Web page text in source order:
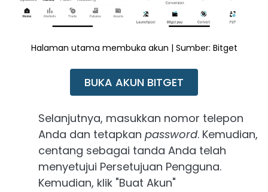
Halaman utama membuka akun | Sumber: Bitget
BUKA AKUN BITGET
Selanjutnya, masukkan nomor telepon
Anda dan tetapkan password. Kemudian,
centang sebagai tanda Anda telah
menyetujui Persetujuan Pengguna.
Kemudian, klik "Buat Akun"